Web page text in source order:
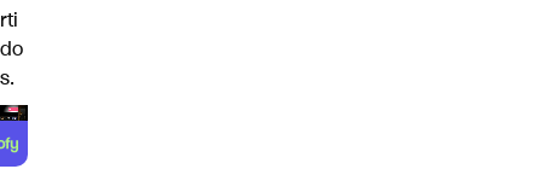
rti
do
s.